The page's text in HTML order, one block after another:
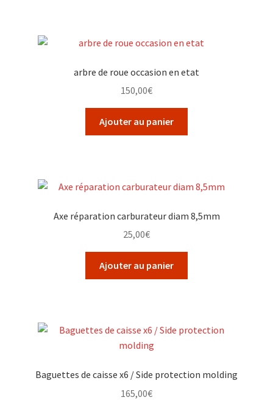
arbre de roue occasion en etat
150,00€
Ajouter au panier
Axe réparation carburateur diam 8,5mm
25,00€
Ajouter au panier
Baguettes de caisse x6 / Side protection molding
165,00€